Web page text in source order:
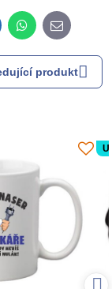
WhatsApp
E-
mail
produkt